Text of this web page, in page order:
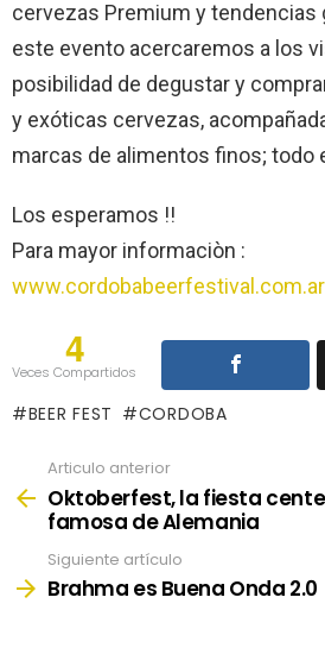
cervezas Premium y tendencias
este evento acercaremos a los
posibilidad de degustar y
y exóticas cervezas,
marcas de alimentos finos; todo
Los esperamos !!
Para mayor informaciòn :
www.cordobabeerfestival.com.ar
4
Veces Compartidos
BEER FEST CORDOBA
more
Articulo anterior
Oktoberfest, la fiesta
famosa de Alemania
Siguiente artículo
Brahma es Buena Onda 2.0